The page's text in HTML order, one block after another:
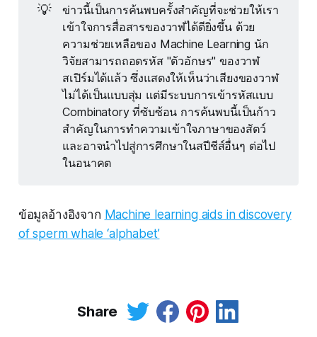
💡
ข่าวนี้เป็นการค้นพบครั้งสำคัญที่จะช่วยให้เรา
เข้าใจการสื่อสารของวาฬได้ดียิ่งขึ้น ด้วย
ความช่วยเหลือของ Machine Learning นัก
วิจัยสามารถถอดรหัส "ตัวอักษร" ของวาฬ
สเปิร์มได้แล้ว ซึ่งแสดงให้เห็นว่าเสียงของวาฬ
ไม่ได้เป็นแบบสุ่ม แต่มีระบบการเข้ารหัสแบบ
Combinatory ที่ซับซ้อน การค้นพบนี้เป็นก้าว
สำคัญในการทำความเข้าใจภาษาของสัตว์
และอาจนำไปสู่การศึกษาในสปีชีส์อื่นๆ ต่อไป
ในอนาคต
ข้อมูลอ้างอิงจาก Machine learning aids in discovery
of sperm whale ‘alphabet’
Share